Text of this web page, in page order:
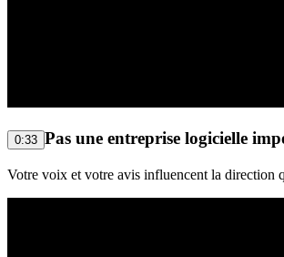
0:33 Pas une entreprise logicielle
Votre voix et votre avis influencent la direction